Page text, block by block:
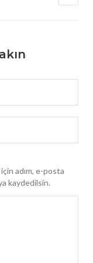
adım, e-posta
kaydedilsin.